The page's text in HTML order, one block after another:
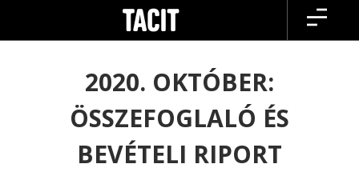
content
2020. OKTÓBER:
ÖSSZEFOGLALÓ ÉS
BEVÉTELI RIPORT